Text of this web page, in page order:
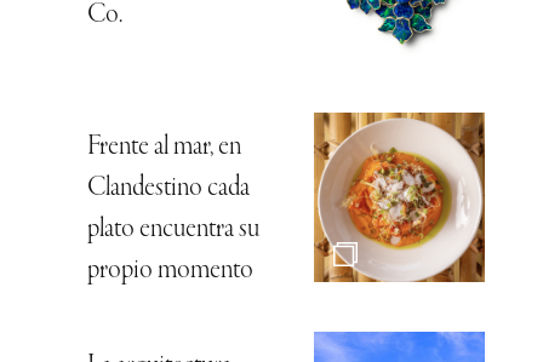
Co.
Frente al mar, en
Clandestino cada
plato encuentra su
propio momento